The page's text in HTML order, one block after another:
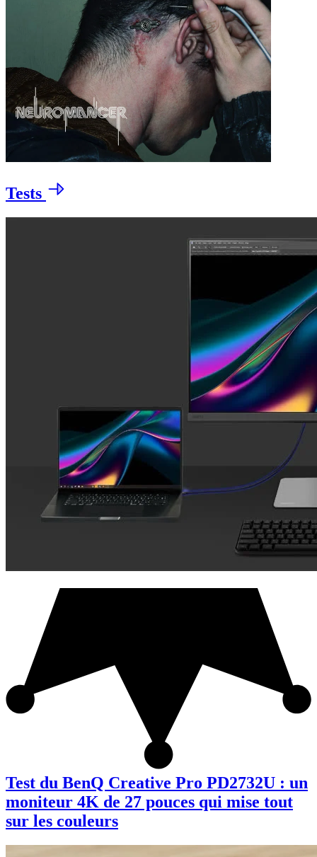
Tests
Test du BenQ Creative Pro PD2732U : un
moniteur 4K de 27 pouces qui mise tout
sur les couleurs